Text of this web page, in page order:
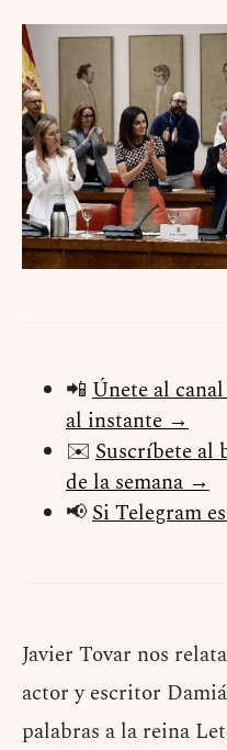
📲 Únete al
al instante →
✉️ Suscríbete al
de la semana →
📢Si Telegram
Javier Tovar nos
actor y escritor
palabras a la reina